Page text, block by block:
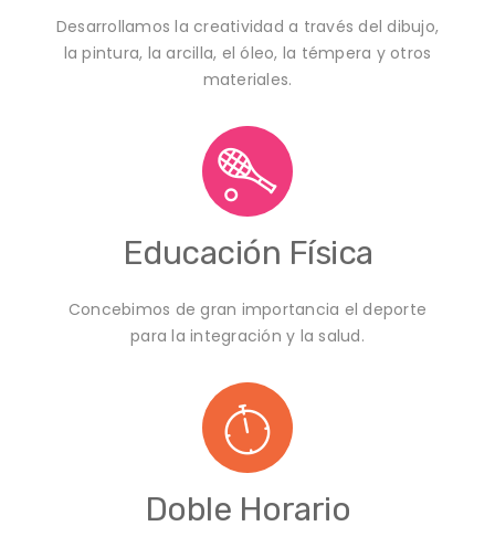
Desarrollamos la creatividad a través del dibujo,
la pintura, la arcilla, el óleo, la témpera y otros
materiales.
Educación Física
Concebimos de gran importancia el deporte
para la integración y la salud.
Doble Horario